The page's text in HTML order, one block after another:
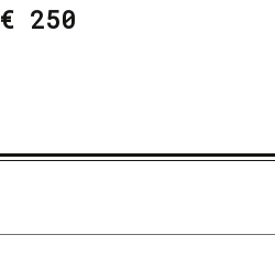
€ 250